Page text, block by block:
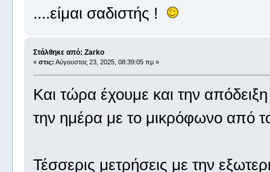
....είμαι σαδιστής !
Στάλθηκε από: Zarko
« στις: Αύγουστος 23, 2025, 08:39:05 πμ »
Και τώρα έχουμε και την
την ημέρα με το μικρόφωνο από
Τέσσερις μετρήσεις με την